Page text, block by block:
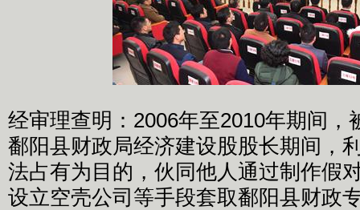
经审理查明：2006年至2010年期间，
鄱阳县财政局经济建设股股长期间，
法占有为目的，伙同他人通过制作假
设立空壳公司等手段套取鄱阳县财政